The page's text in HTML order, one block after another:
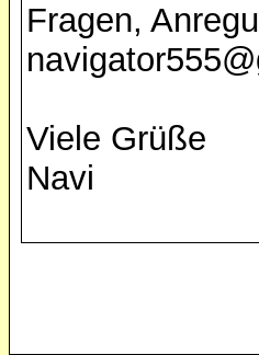
Fragen,
Viele Grüße
Navi